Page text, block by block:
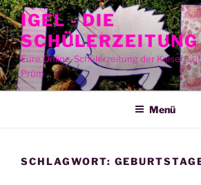
Zum
Inhalt
springen
IGEL - DIE
SCHÜLERZEITUNG
Eure Online-Schülerzeitung der Kaiser-
Prüm
Menü
SCHLAGWORT: